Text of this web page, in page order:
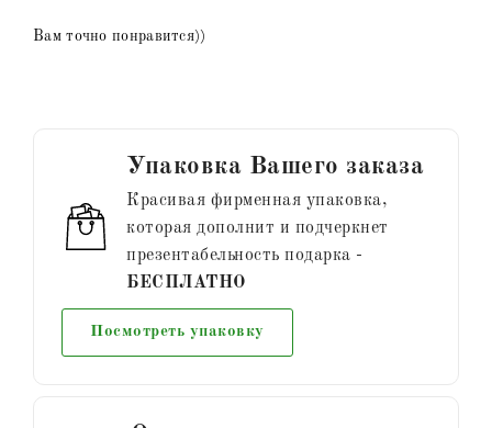
Вам точно понравится))
Упаковка Вашего заказа
Красивая фирменная упаковка,
которая дополнит и подчеркнет
презентабельность подарка -
БЕСПЛАТНО
Посмотреть упаковку